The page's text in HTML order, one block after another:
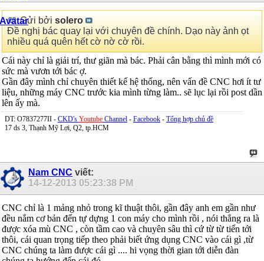
Gửi bởi solero
Đề nghị bác quay lại với chuyên đề chính. Dạo này ảnh ọt
nhiều quá quên hết cờ nờ cờ rồi.
Cái này chỉ là giải trí, thư giãn mà bác. Phải cân bằng thì mình mới có
sức mà vươn tới bác ợ.
Gần đây mình chỉ chuyên thiết kế hệ thống, nên vấn đề CNC hơi ít tư
liệu, những máy CNC trước kia mình từng làm.. sẽ lục lại rồi post dần
lên ấy mà.
DT: O7837277II - CKD's Youtube Channel - Facebook - Tổng hợp chủ đề
17 ds 3, Thạnh Mỹ Lợi, Q2, tp.HCM
Nam CNC viết:
14-12-2013 05:23:38 PM
CNC chỉ là 1 mảng nhỏ trong kĩ thuật thôi, gần đây anh em gần như
đều nắm cơ bản đến tự dựng 1 con máy cho mình rồi , nói thẳng ra là
được xóa mù CNC , còn tầm cao và chuyên sâu thì cứ từ từ tiến tới
thôi, cái quan trọng tiếp theo phải biết ứng dụng CNC vào cái gì ,từ
CNC chúng ta làm được cái gì .... hi vọng thời gian tới diễn đàn